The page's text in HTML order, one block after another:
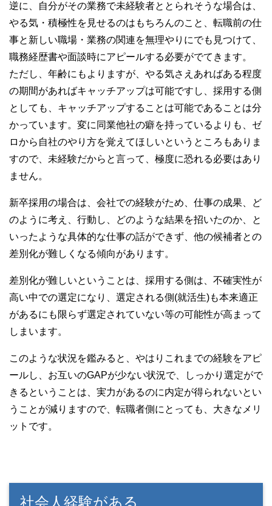
逆に、自分がその業務で未経験者ととられそうな場合は、
やる気・積極性を見せるのはもちろんのこと、転職前の仕
事と新しい職場・業務の関連を無理やりにでも見つけて、
職務経歴書や面談時にアピールする必要がでてきます。
ただし、年齢にもよりますが、やる気さえあればある程度
の期間があればキャッチアップは可能ですし、採用する側
としても、キャッチアップすることは可能であることは分
かっています。変に同業他社の癖を持っているよりも、ゼ
ロから自社のやり方を覚えてほしいというところもありま
すので、未経験だからと言って、極度に恐れる必要はあり
ません。
新卒採用の場合は、会社での経験がため、仕事の成果、ど
のように考え、行動し、どのような結果を招いたのか、と
いったような具体的な仕事の話ができず、他の候補者との
差別化が難しくなる傾向があります。
差別化が難しいということは、採用する側は、不確実性が
高い中での選定になり、選定される側(就活生)も本来適正
があるにも限らず選定されていない等の可能性が高まって
しまいます。
このような状況を鑑みると、やはりこれまでの経験をアピ
ールし、お互いのGAPが少ない状況で、しっかり選定がで
きるということは、実力があるのに内定が得られないとい
うことが減りますので、転職者側にとっても、大きなメリ
ットです。
社会人経験がある